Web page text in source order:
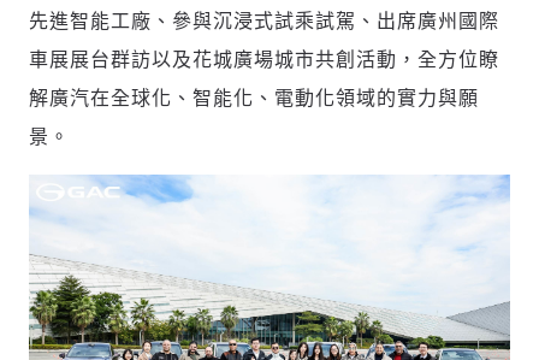
先進智能工廠、參與沉浸式試乘試駕、出席廣州國際
車展展台群訪以及花城廣場城市共創活動，全方位瞭
解廣汽在全球化、智能化、電動化領域的實力與願
景。